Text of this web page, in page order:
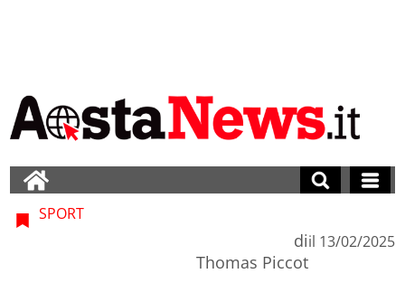
SPORT
di
Thomas Piccot
il 13/02/2025